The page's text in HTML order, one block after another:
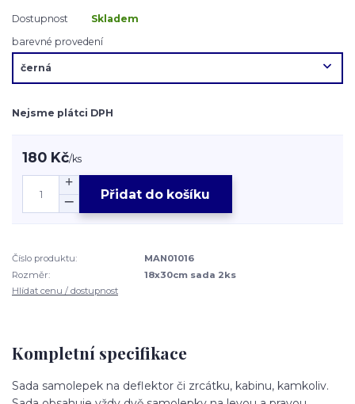
Dostupnost
Skladem
barevné provedení
Nejsme plátci DPH
180 Kč/ks
Přidat do košíku
Číslo produktu:
MAN01016
Rozměr:
18x30cm sada 2ks
Hlídat cenu / dostupnost
Kompletní specifikace
Sada samolepek na deflektor či zrcátku, kabinu, kamkoliv.